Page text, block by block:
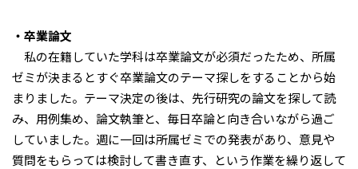
・卒業論文
私の在籍していた学科は卒業論文が必須だったため、所属
ゼミが決まるとすぐ卒業論文のテーマ探しをすることから始
まりました。テーマ決定の後は、先行研究の論文を探して読
み、用例集め、論文執筆と、毎日卒論と向き合いながら過ご
していました。週に一回は所属ゼミでの発表があり、意見や
質問をもらっては検討して書き直す、という作業を繰り返して